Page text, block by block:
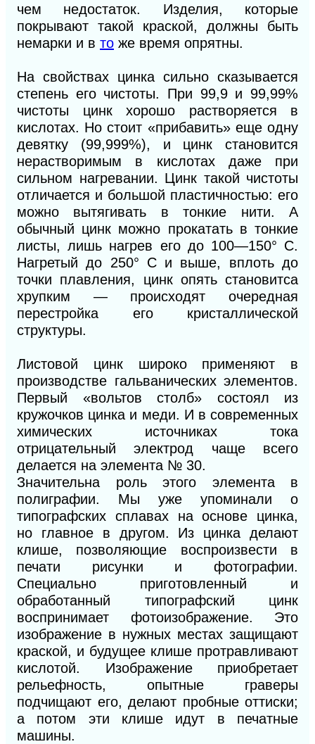
чем недостаток. Изделия, которые
покрывают такой краской, должны быть
немарки и в то же время опрятны.
На свойствах цинка сильно сказывается
степень его чистоты. При 99,9 и 99,99%
чистоты цинк хорошо растворяется в
кислотах. Но стоит «прибавить» еще одну
девятку (99,999%), и цинк становится
нерастворимым в кислотах даже при
сильном нагревании. Цинк такой чистоты
отличается и большой пластичностью: его
можно вытягивать в тонкие нити. А
обычный цинк можно прокатать в тонкие
листы, лишь нагрев его до 100—150° С.
Нагретый до 250° С и выше, вплоть до
точки плавления, цинк опять становитса
хрупким — происходят очередная
перестройка его кристаллической
структуры.
Листовой цинк широко применяют в
производстве гальванических элементов.
Первый «вольтов столб» состоял из
кружочков цинка и меди. И в современных
химических источниках тока
отрицательный электрод чаще всего
делается на элемента № 30.
Значительна роль этого элемента в
полиграфии. Мы уже упоминали о
типографских сплавах на основе цинка,
но главное в другом. Из цинка делают
клише, позволяющие воспроизвести в
печати рисунки и фотографии.
Специально приготовленный и
обработанный типографский цинк
воспринимает фотоизображение. Это
изображение в нужных местах защищают
краской, и будущее клише протравливают
кислотой. Изображение приобретает
рельефность, опытные граверы
подчищают его, делают пробные оттиски;
а потом эти клише идут в печатные
машины.